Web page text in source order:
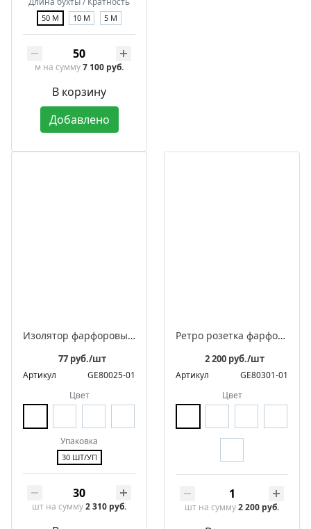
50 М 10 М 5 М
м на сумму7 100 руб.
В корзину
Добавлено
Изолятор фарфоровый квадратный для монтажа витого ретро провода
77 руб./шт
Артикул
GE80025-01
Цвет
Упаковка
30 ШТ/УП
шт на сумму2 310 руб.
Ретро розетка фарфоровая с заземляющим контактом, квадратная, коллекция «КВАДРА»
2 200 руб./шт
Артикул
GE80301-01
Цвет
шт на сумму2 200 руб.